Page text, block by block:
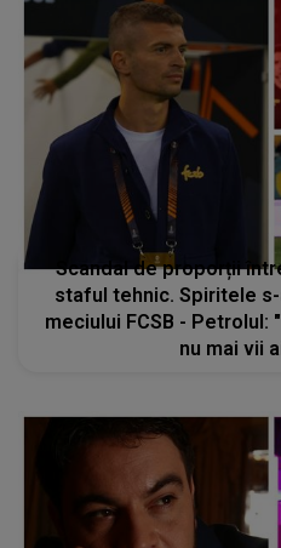
Scandal de proporții
staful tehnic. Spiritele
meciului FCSB - Petrolul:
nu mai vii